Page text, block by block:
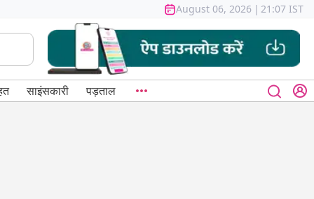
August 06, 2026 | 21:07 IST
साइंसकारी पड़ताल